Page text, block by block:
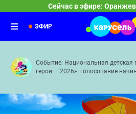
Сейчас в эфире:
Средние века —
19:30
Спокойной ночи,
Передача «Спокойной
10 ЛЕТ ВОЛШЕБСТВА.
Волшебная ботаника —
ЭФИР
Событие: Национальная детская
герои — 2026»: голосование